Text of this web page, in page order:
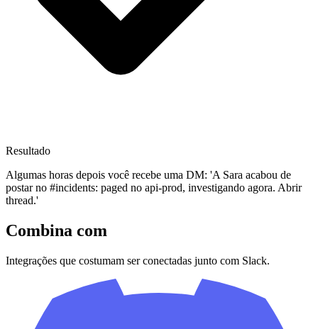
Resultado
Algumas horas depois você recebe uma DM: 'A Sara acabou de
postar no #incidents: paged no api-prod, investigando agora. Abrir
thread.'
Combina com
Integrações que costumam ser conectadas junto com Slack.